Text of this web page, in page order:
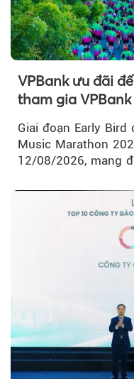
VPBank ưu đãi
tham gia
Giai đoạn Early Bird
Music Marathon
12/08/2026, mang